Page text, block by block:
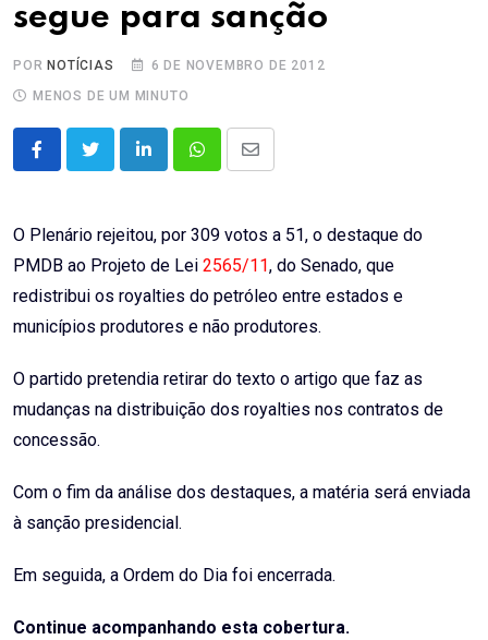
segue para sanção
POR NOTÍCIAS
6 DE NOVEMBRO DE 2012
MENOS DE UM MINUTO
LinkedInWhatsappShare
Email
O Plenário rejeitou, por 309 votos a 51, o destaque do
PMDB ao Projeto de Lei 2565/11, do Senado, que
redistribui os royalties do petróleo entre estados e
municípios produtores e não produtores.
O partido pretendia retirar do texto o artigo que faz as
mudanças na distribuição dos royalties nos contratos de
concessão.
Com o fim da análise dos destaques, a matéria será enviada
à sanção presidencial.
Em seguida, a Ordem do Dia foi encerrada.
Continue acompanhando esta cobertura.